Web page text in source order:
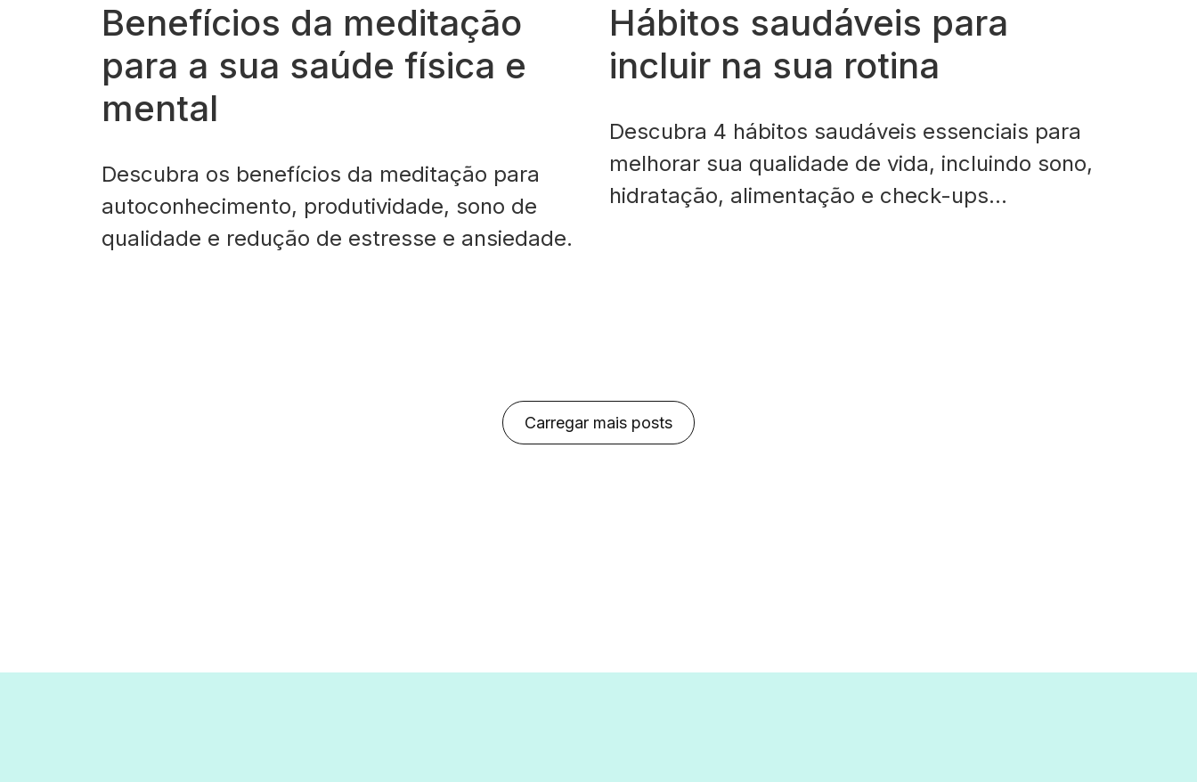
Benefícios da meditação
para a sua saúde física e
mental
Descubra os benefícios da meditação para
autoconhecimento, produtividade, sono de
qualidade e redução de estresse e ansiedade.
Hábitos saudáveis para
incluir na sua rotina
Descubra 4 hábitos saudáveis essenciais para
melhorar sua qualidade de vida, incluindo sono,
hidratação, alimentação e check-ups
Carregar mais posts